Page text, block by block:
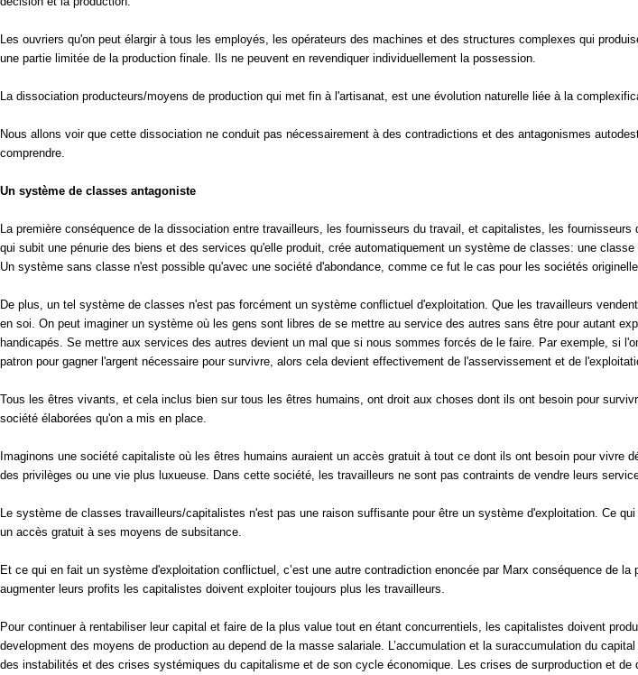
Les ouvriers qu'on peut élargir à tous les employés, les opérateurs des machines et des structures complexes qui
une partie limitée de la production finale. Ils ne peuvent en revendiquer individuellement la possession.
La dissociation producteurs/moyens de production qui met fin à l'artisanat, est une évolution naturelle liée à la
Nous allons voir que cette dissociation ne conduit pas nécessairement à des contradictions et des antagonismes
comprendre.
Un système de classes antagoniste
La première conséquence de la dissociation entre travailleurs, les fournisseurs du travail, et capitalistes, les
qui subit une pénurie des biens et des services qu'elle produit, crée automatiquement un système de classes: une
Un système sans classe n'est possible qu'avec une société d'abondance, comme ce fut le cas pour les sociétés
De plus, un tel système de classes n'est pas forcément un système conflictuel d'exploitation. Que les travailleurs
en soi. On peut imaginer un système où les gens sont libres de se mettre au service des autres sans être pour autant
handicapés. Se mettre aux services des autres devient un mal que si nous sommes forcés de le faire. Par exemple, si
patron pour gagner l'argent nécessaire pour survivre, alors cela devient effectivement de l'asservissement et de
Tous les êtres vivants, et cela inclus bien sur tous les êtres humains, ont droit aux choses dont ils ont besoin pour
société élaborées qu'on a mis en place.
Imaginons une société capitaliste où les êtres humains auraient un accès gratuit à tout ce dont ils ont besoin pour
des privilèges ou une vie plus luxueuse. Dans cette société, les travailleurs ne sont pas contraints de vendre leurs
Le système de classes travailleurs/capitalistes n'est pas une raison suffisante pour être un système d'exploitation. Ce
un accès gratuit à ses moyens de subsitance.
Et ce qui en fait un système d'exploitation conflictuel, c’est une autre contradiction enoncée par Marx conséquence de
augmenter leurs profits les capitalistes doivent exploiter toujours plus les travailleurs.
Pour continuer à rentabiliser leur capital et faire de la plus value tout en étant concurrentiels, les capitalistes doivent
development des moyens de production au depend de la masse salariale. L’accumulation et la suraccumulation du
des instabilités et des crises systémiques du capitalisme et de son cycle économique. Les crises de surproduction et